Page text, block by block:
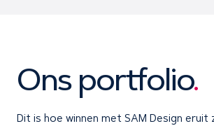
Ons portfolio.
Dit is hoe winnen met SAM Design eruit